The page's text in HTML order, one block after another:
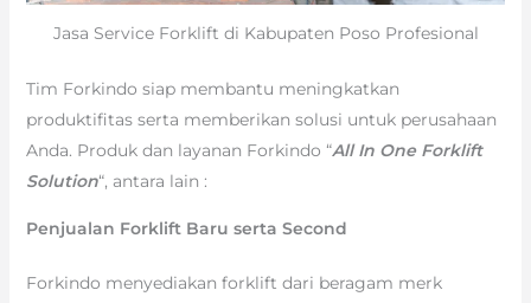
Jasa Service Forklift di Kabupaten Poso Profesional
Tim Forkindo siap membantu meningkatkan
produktifitas serta memberikan solusi untuk perusahaan
Anda. Produk dan layanan Forkindo “All In One Forklift
Solution“, antara lain :
Penjualan Forklift Baru serta Second
Forkindo menyediakan forklift dari beragam merk